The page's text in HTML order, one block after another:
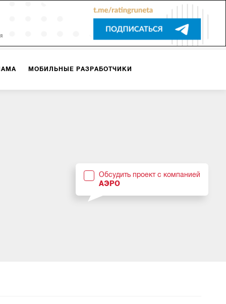
МОБИЛЬНЫЕ РАЗРАБОТЧИКИ
Обсудить проект с компанией
АЭРО